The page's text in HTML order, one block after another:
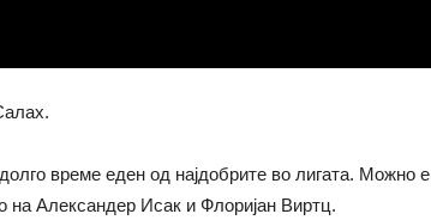
време еден од најдобрите во лигата. Можно е
на Александер Исак и Флоријан Виртц.